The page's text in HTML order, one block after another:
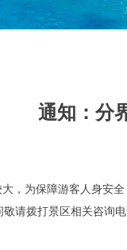
通知：分
，为保障游客人身安
请拨打景区相关咨询